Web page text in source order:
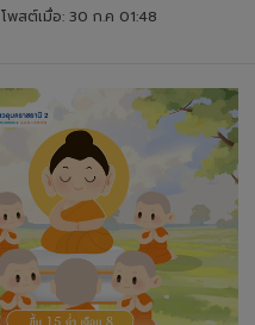
โพสต์เมื่อ: 30 ก.ค 01:48